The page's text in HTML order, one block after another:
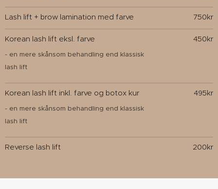
Lash lift + brow lamination med farve 750kr
Korean lash lift eksl. farve
- en mere skånsom behandling end klassisk
lash lift
450kr
Korean lash lift inkl. farve og botox kur
- en mere skånsom behandling end klassisk
lash lift
495kr
Reverse lash lift 200kr